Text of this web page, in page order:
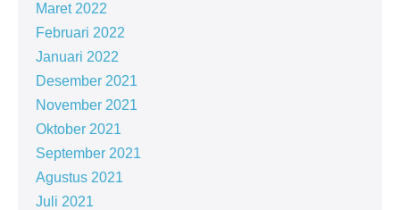
Maret 2022
Februari 2022
Januari 2022
Desember 2021
November 2021
Oktober 2021
September 2021
Agustus 2021
Juli 2021